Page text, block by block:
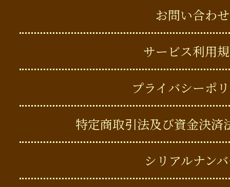
お問い合わせ
サービス利用
プライバシーポ
特定商取引法及び資金決済
シリアルナン